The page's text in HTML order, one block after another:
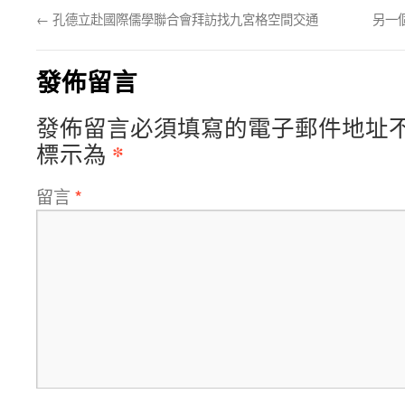
← 孔德立赴國際儒學聯合會拜訪找九宮格空間交通 另一
發佈留言
發佈留言必須填寫的電子郵件地址
標示為 *
留言 *